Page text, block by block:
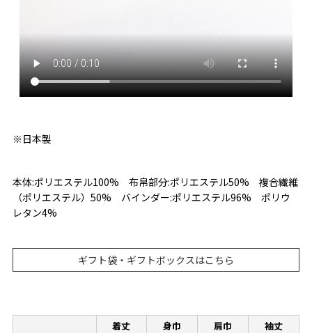
※日本製
本体:ポリエステル100% 布帛部分:ポリエステル50% 複合繊維
（ポリエステル）50% バインダー:ポリエステル96% ポリウ
レタン4%
ギフト袋・ギフトボックスはこちら
着丈 身巾 肩巾
袖丈